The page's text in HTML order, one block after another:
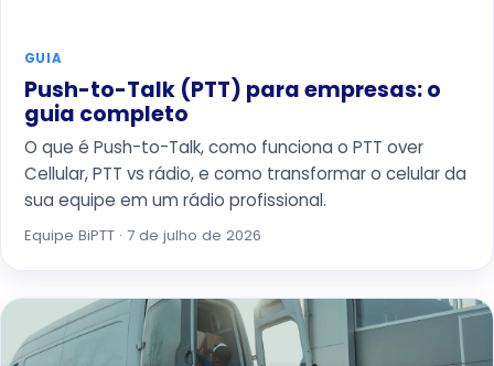
GUIA
Push-to-Talk (PTT) para empresas: o
guia completo
O que é Push-to-Talk, como funciona o PTT over
Cellular, PTT vs rádio, e como transformar o celular da
sua equipe em um rádio profissional.
Equipe BiPTT · 7 de julho de 2026